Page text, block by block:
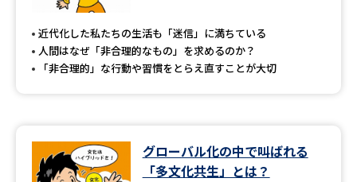
近代化した私たちの生活も「迷信」に満ちている
人間はなぜ「非合理的なもの」を求めるのか？
「非合理的」な行動や習慣をとらえ直すことが大切
グローバル化の中で叫ばれる
「多文化共生」とは？